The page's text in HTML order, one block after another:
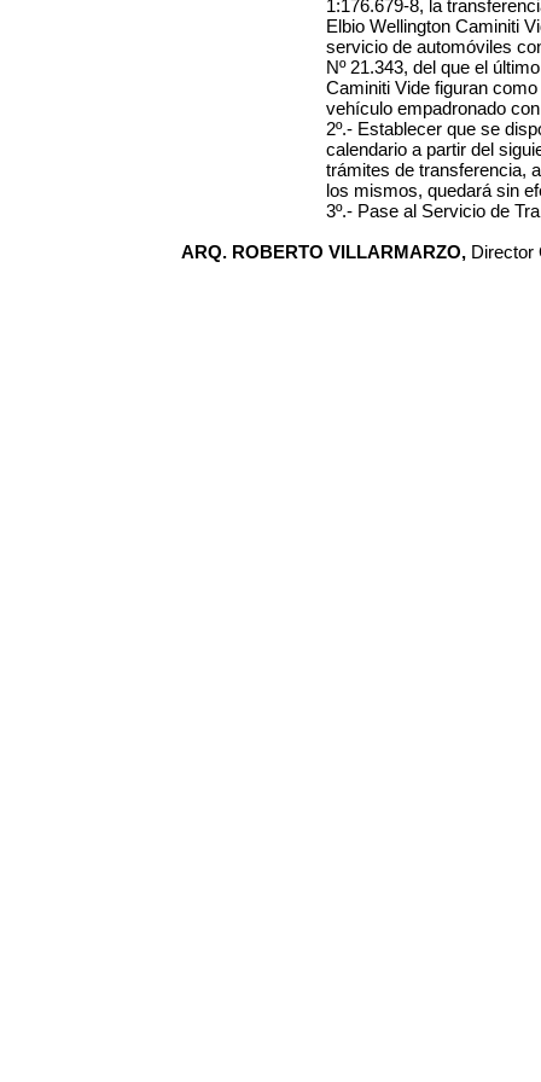
1:176.679-8, la
Elbio Wellington Caminiti
servicio de automóviles
Nº 21.343, del que el
Caminiti Vide figuran
vehículo empadronado
2º.- Establecer que se
calendario a partir del
trámites de transferencia,
los mismos, quedará sin
3º.- Pase al Servicio de
ARQ. ROBERTO VILLARMARZO, Director